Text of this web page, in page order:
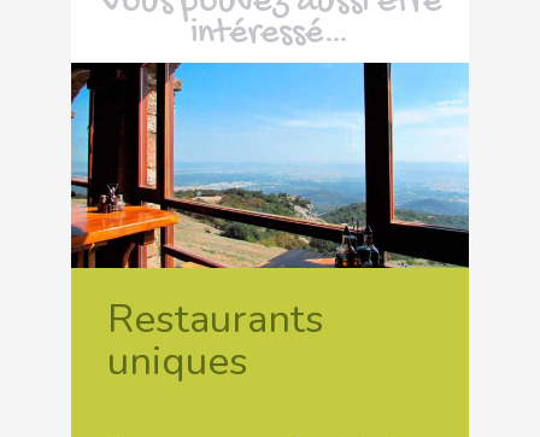
intéressé…
Restaurants
uniques